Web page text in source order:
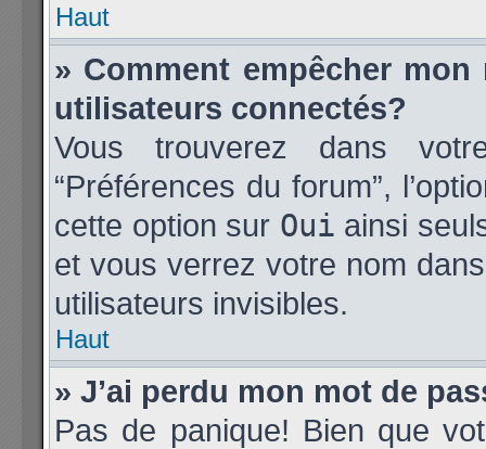
Haut
» Comment empêcher
utilisateurs connectés?
Vous trouverez dans
“Préférences du forum”,
cette option sur Oui ainsi
et vous verrez votre nom
utilisateurs invisibles.
Haut
» J’ai perdu mon mot de
Pas de panique! Bien que